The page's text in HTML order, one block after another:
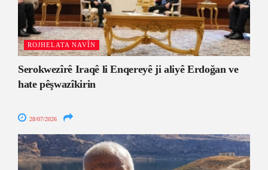
ROJHELATA NAVÎN
Serokwezîrê Iraqê li Enqereyê ji aliyê Erdoğan ve
hate pêşwazîkirin
28/07/2026